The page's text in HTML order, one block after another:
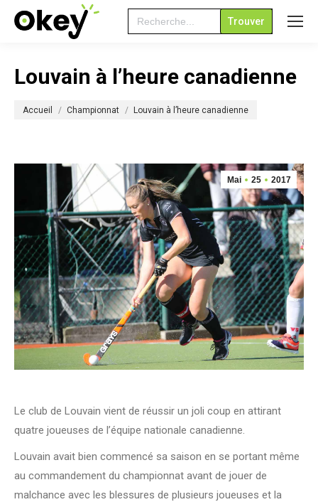
Search
for:
Louvain à l’heure canadienne
Accueil Championnat Louvain à l’heure canadienne
Mai 25 2017
Le club de Louvain vient de réussir un joli coup en attirant
quatre joueuses de l’équipe nationale canadienne.
Louvain avait bien commencé sa saison en se portant même
au commandement du championnat avant de jouer de
malchance avec les blessures de plusieurs joueuses et la